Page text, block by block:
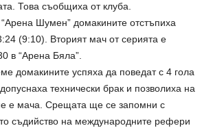
Това съобщиха от клуба.
Шумен” домакините отстъпиха
(9:10). Вторият мач от серията е
в “Арена Бяла”.
домакините успяха да поведат с 4 гола
технически брак и позволиха на
е мача. Срещата ще се запомни с
съдийство на международните рефери